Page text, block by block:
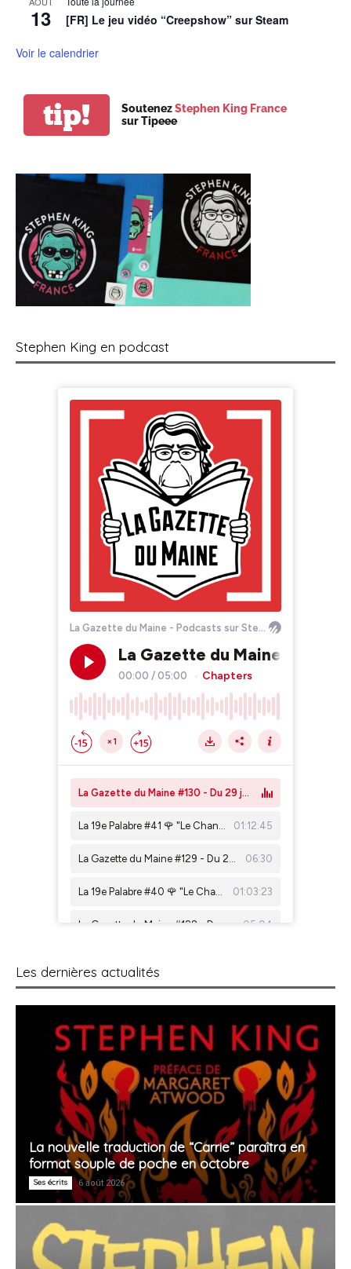
13 [FR] Le jeu vidéo “Creepshow” sur Steam
Voir le calendrier
tip! SoutenezStephen King France
sur Tipeee
Stephen King en podcast
Les dernières actualités
La nouvelle traduction de “Carrie” paraîtra en
format souple de poche en octobre
Ses écrits 6 août 2026